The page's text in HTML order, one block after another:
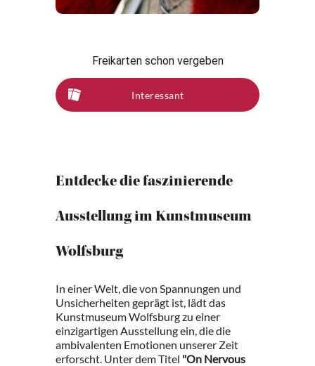
Freikarten schon vergeben
Interessant
Entdecke die faszinierende
Ausstellung im Kunstmuseum
Wolfsburg
In einer Welt, die von Spannungen und
Unsicherheiten geprägt ist, lädt das
Kunstmuseum Wolfsburg zu einer
einzigartigen Ausstellung ein, die die
ambivalenten Emotionen unserer Zeit
erforscht. Unter dem Titel "On Nervous